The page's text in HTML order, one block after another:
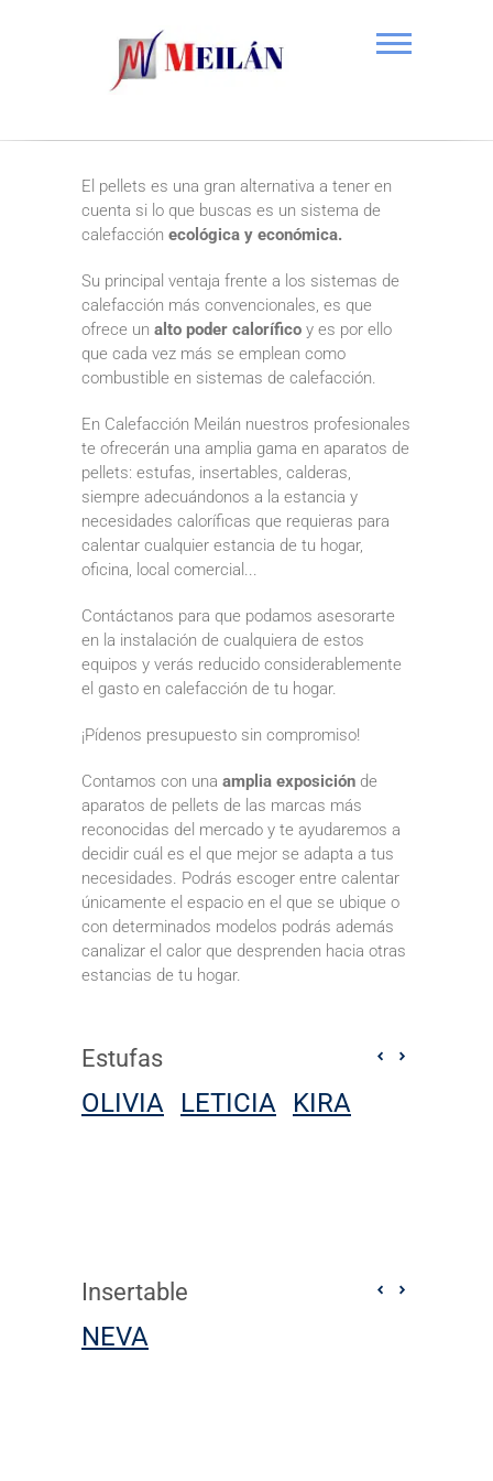
Calefacción Meilán S.L.
El pellets es una gran alternativa a tener en
cuenta si lo que buscas es un sistema de
calefacción ecológica y económica.
Su principal ventaja frente a los sistemas de
calefacción más convencionales, es que
ofrece un alto poder calorífico y es por ello
que cada vez más se emplean como
combustible en sistemas de calefacción.
En Calefacción Meilán nuestros profesionales
te ofrecerán una amplia gama en aparatos de
pellets: estufas, insertables, calderas,
siempre adecuándonos a la estancia y
necesidades caloríficas que requieras para
calentar cualquier estancia de tu hogar,
oficina, local comercial...
Contáctanos para que podamos asesorarte
en la instalación de cualquiera de estos
equipos y verás reducido considerablemente
el gasto en calefacción de tu hogar.
¡Pídenos presupuesto sin compromiso!
Contamos con una amplia exposición de
aparatos de pellets de las marcas más
reconocidas del mercado y te ayudaremos a
decidir cuál es el que mejor se adapta a tus
necesidades. Podrás escoger entre calentar
únicamente el espacio en el que se ubique o
con determinados modelos podrás además
canalizar el calor que desprenden hacia otras
estancias de tu hogar.
Estufas
OLIVIA LETICIA KIRA
Insertable
NEVA